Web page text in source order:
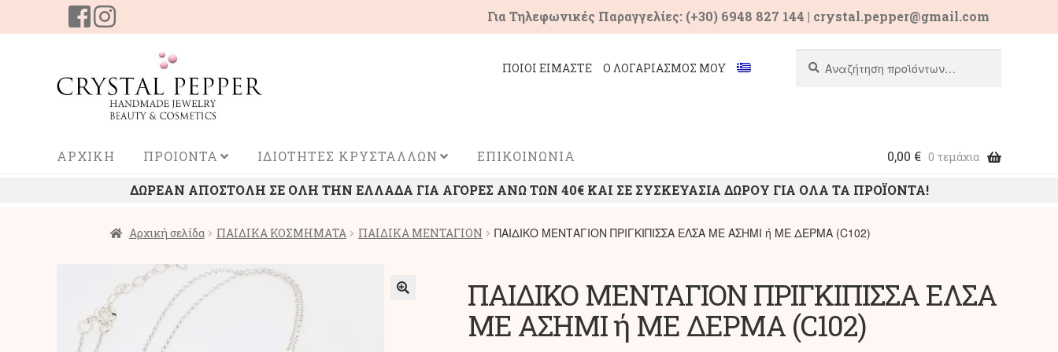
Για Τηλεφωνικές Παραγγελίες: (+30) 6948 827 144 | crystal.pepper@gmail.com
μετάβαση
στην
πλοήγηση
σε
περιεχόμενο
ΠΟΙΟΙ ΕΙΜΑΣΤΕ Ο ΛΟΓΑΡΙΑΣΜΟΣ ΜΟΥ
για:
ΑΡΧΙΚΗ ΠΡΟΙΟΝΤΑ ΙΔΙΟΤΗΤΕΣ ΚΡΥΣΤΑΛΛΩΝ ΕΠΙΚΟΙΝΩΝΙΑ 0,00 € 0 τεμάχια
ΔΩΡΕΑΝ ΑΠΟΣΤΟΛΗ ΣΕ ΟΛΗ ΤΗΝ ΕΛΛΑΔΑ ΓΙΑ ΑΓΟΡΕΣ ΑΝΩ ΤΩΝ 40€ ΚΑΙ ΣΕ ΣΥΣΚΕΥΑΣΙΑ ΔΩΡΟΥ ΓΙΑ ΟΛΑ ΤΑ ΠΡΟΪΟΝΤΑ!
Αρχική σελίδα ΠΑΙΔΙΚΑ ΚΟΣΜΗΜΑΤΑ ΠΑΙΔΙΚΑ ΜΕΝΤΑΓΙΟΝ ΠΑΙΔΙΚΟ ΜΕΝΤΑΓΙΟΝ ΠΡΙΓΚΙΠΙΣΣΑ ΕΛΣΑ ΜΕ ΑΣΗΜΙ ή ΜΕ ΔΕΡΜΑ (C102)
ΠΑΙΔΙΚΟ ΜΕΝΤΑΓΙΟΝ ΠΡΙΓΚΙΠΙΣΣΑ ΕΛΣΑ
ΜΕ ΑΣΗΜΙ ή ΜΕ ΔΕΡΜΑ (C102)